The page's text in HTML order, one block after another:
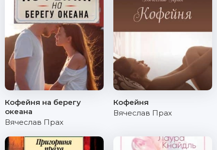
Кофейня на берегу
океана
Вячеслав Прах
Кофейня
Вячеслав Прах